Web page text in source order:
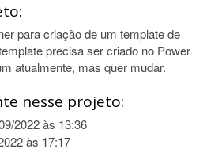
para criação de um template de
precisa ser criado no Power
atualmente, mas quer mudar.
nesse projeto:
2022 às 13:36
às 17:17